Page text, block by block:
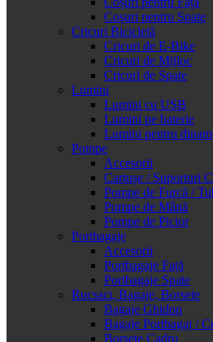
Coșuri pentru Spate
Cricuri Bicicletă
Cricuri de E-Bike
Cricuri de Mijloc
Cricuri de Spate
Lumini
Lumini cu USB
Lumini pe baterie
Lumini pentru dinam
Pompe
Accesorii
Cartușe / Suporturi
Pompe de Furcă /
Pompe de Mână
Pompe de Picior
Portbagaje
Accesorii
Portbagaje Față
Portbagaje Spate
Rucsaci, Bagaje, Borsete
Bagaje Ghidon
Bagaje Portbagaj /
Borsete Cadru